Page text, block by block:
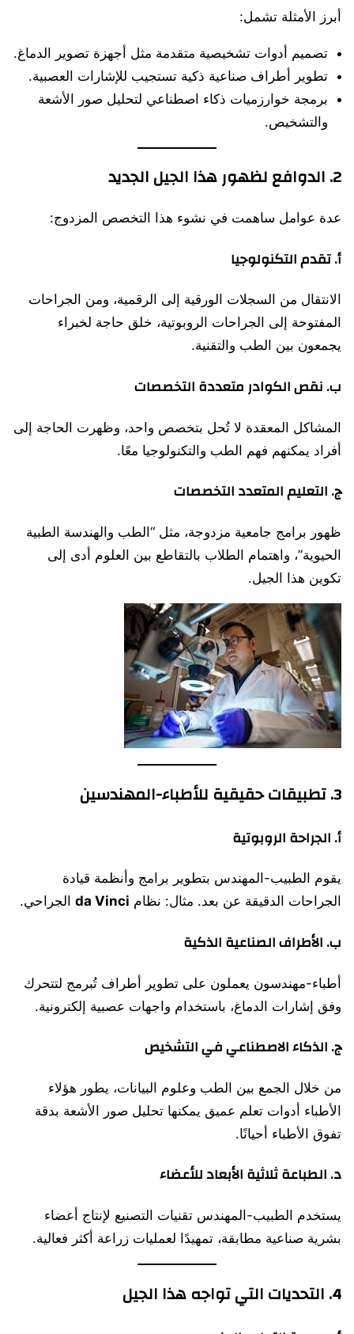
أبرز الأمثلة تشمل:
تصميم أدوات تشخيصية متقدمة مثل أجهزة تصوير الدماغ.
تطوير أطراف صناعية ذكية تستجيب للإشارات العصبية.
برمجة خوارزميات ذكاء اصطناعي لتحليل صور الأشعة
والتشخيص.
2. الدوافع لظهور هذا الجيل الجديد
عدة عوامل ساهمت في نشوء هذا التخصص المزدوج:
أ. تقدم التكنولوجيا
الانتقال من السجلات الورقية إلى الرقمية، ومن الجراحات
المفتوحة إلى الجراحات الروبوتية، خلق حاجة لخبراء
يجمعون بين الطب والتقنية.
ب. نقص الكوادر متعددة التخصصات
المشاكل المعقدة لا تُحل بتخصص واحد، وظهرت الحاجة إلى
أفراد يمكنهم فهم الطب والتكنولوجيا معًا.
ج. التعليم المتعدد التخصصات
ظهور برامج جامعية مزدوجة، مثل “الطب والهندسة الطبية
الحيوية”، واهتمام الطلاب بالتقاطع بين العلوم أدى إلى
تكوين هذا الجيل.
3. تطبيقات حقيقية للأطباء-المهندسين
أ. الجراحة الروبوتية
يقوم الطبيب-المهندس بتطوير برامج وأنظمة قيادة
الجراحات الدقيقة عن بعد. مثال: نظام da Vinci الجراحي.
ب. الأطراف الصناعية الذكية
أطباء-مهندسون يعملون على تطوير أطراف تُبرمج لتتحرك
وفق إشارات الدماغ، باستخدام واجهات عصبية إلكترونية.
ج. الذكاء الاصطناعي في التشخيص
من خلال الجمع بين الطب وعلوم البيانات، يطور هؤلاء
الأطباء أدوات تعلم عميق يمكنها تحليل صور الأشعة بدقة
تفوق الأطباء أحيانًا.
د. الطباعة ثلاثية الأبعاد للأعضاء
يستخدم الطبيب-المهندس تقنيات التصنيع لإنتاج أعضاء
بشرية صناعية مطابقة، تمهيدًا لعمليات زراعة أكثر فعالية.
4. التحديات التي تواجه هذا الجيل